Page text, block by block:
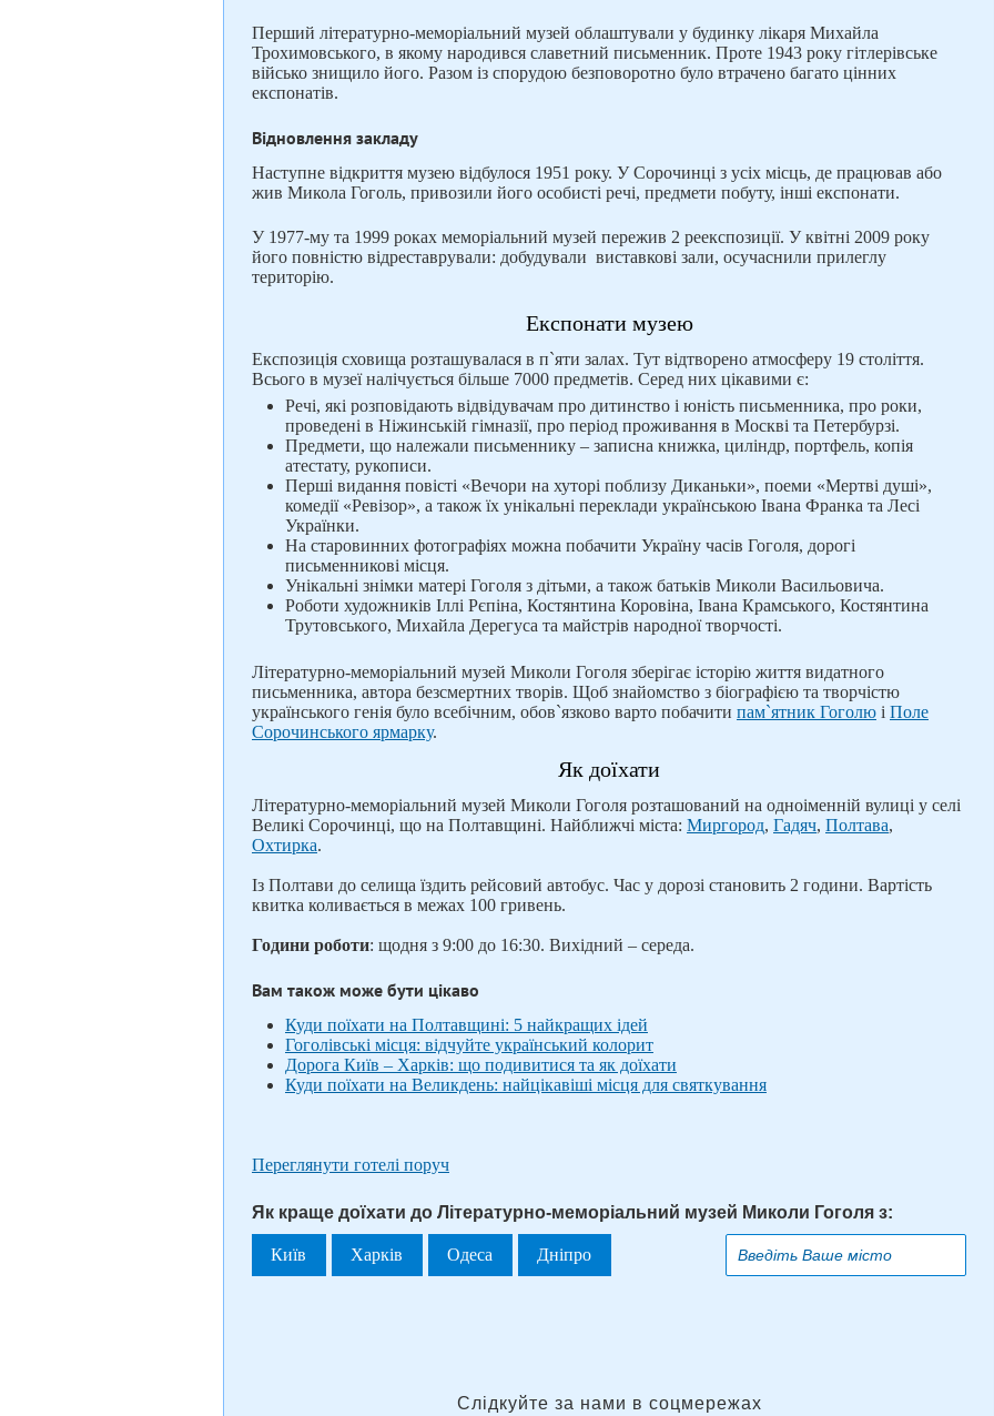
Перший літературно-меморіальний музей облаштували у будинку лікаря Михайла
Трохимовського, в якому народився славетний письменник. Проте 1943 pоку гітлерівське
військо знищило його. Разом із спорудою безповоротно було втрачено багато цінних
експонатів.
Відновлення закладу
Наступне відкриття музею відбулося 1951 року. У Сорочинці з усіх місць, де працював або
жив Микола Гоголь, привозили його особисті речі, предмети побуту, інші експонати.
У 1977-му та 1999 pоках меморіальний музей пережив 2 реекспозиції. У квітні 2009 року
його повністю відреставрували: добудували виставкові зали, осучаснили прилеглу
територію.
Експонати музею
Експозиція сховища розташувалася в п`яти залах. Тут відтворено атмосферу 19 століття.
Всього в музеї налічується більше 7000 предметів. Серед них цікавими є:
Речі, які розповідають відвідувачам про дитинство і юність письменника, про роки,
проведені в Ніжинській гімназії, про період проживання в Москві та Петербурзі.
Предмети, що належали письменнику – записна книжка, циліндр, портфель, копія
атестату, рукописи.
Перші видання повісті «Вечори на хуторі поблизу Диканьки», поеми «Мертві душі»,
комедії «Ревізор», а також їх унікальні переклади українською Івана Франка та Лесі
Українки.
На старовинних фотографіях можна побачити Україну часів Гоголя, дорогі
письменникові місця.
Унікальні знімки матері Гоголя з дітьми, а також батьків Миколи Васильовича.
Роботи художників Іллі Рєпіна, Костянтина Коровіна, Івана Крамського, Костянтина
Трутовського, Михайла Дерегуса та майстрів народної творчості.
Літературно-меморіальний музей Миколи Гоголя зберігає історію життя видатного
письменника, автора безсмертних творів. Щоб знайомство з біографією та творчістю
українського генія було всебічним, обов`язково варто побачити пам`ятник Гоголю і Поле
Сорочинського ярмарку.
Як доїхати
Літературно-меморіальний музей Миколи Гоголя розташований на одноіменній вулиці у селі
Великі Сорочинці, що на Полтавщині. Найближчі міста: Миргород, Гадяч, Полтава,
Охтирка.
Із Полтави до селища їздить рейсовий автобус. Час у дорозі становить 2 години. Вартість
квитка коливається в межах 100 гривень.
Години роботи: щодня з 9:00 до 16:30. Вихідний – середа.
Вам також може бути цікаво
Куди поїхати на Полтавщині: 5 найкращих ідей
Гоголівські місця: відчуйте український колорит
Дорога Київ – Харків: що подивитися та як доїхати
Куди поїхати на Великдень: найцікавіші місця для святкування
Переглянути готелі поруч
Як краще доїхати до Літературно-меморіальний музей Миколи Гоголя з:
Київ Харків Одеса Дніпро
Слідкуйте за нами в соцмережах